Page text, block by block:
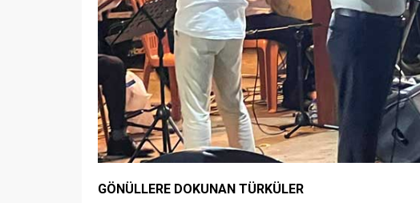
GÖNÜLLERE DOKUNAN TÜRKÜLER